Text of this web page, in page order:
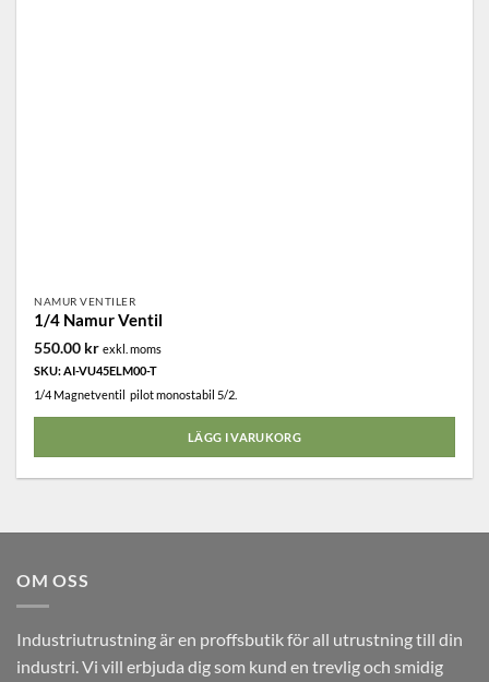
SPARA 5 % PÅ DIN
NÄSTA BESTÄLLNING
direkt i din inkorg.
NAMUR VENTILER
1/4 Namur Ventil
550.00 kr exkl. moms
SKU: AI-VU45ELM00-T
1/4 Magnetventil pilot monostabil 5/2.
LÄGG I VARUKORG
OM OSS
Industriutrustning är en proffsbutik för all utrustning till din
industri. Vi vill erbjuda dig som kund en trevlig och smidig